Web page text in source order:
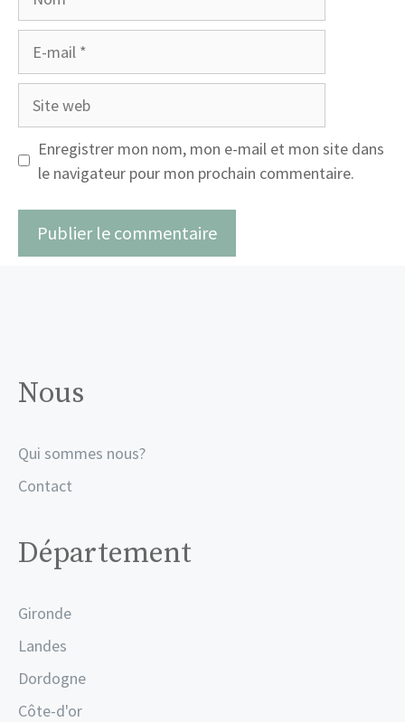
Site
Enregistrer mon nom, mon e-mail et mon site dans
le navigateur pour mon prochain commentaire.
Nous
Qui sommes nous?
Contact
Département
Gironde
Landes
Dordogne
Côte-d'or